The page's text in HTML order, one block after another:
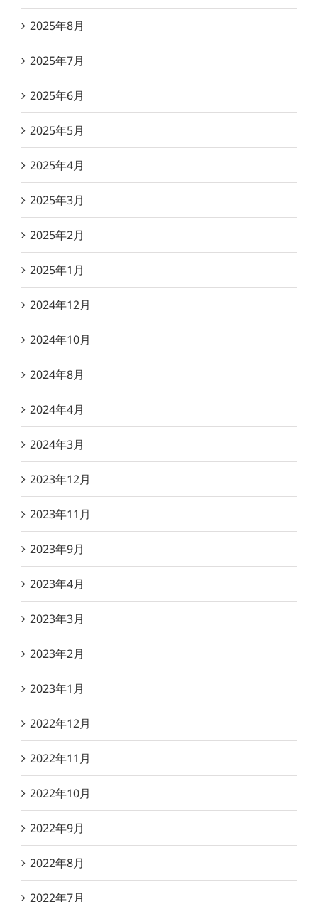
2025年8月
2025年7月
2025年6月
2025年5月
2025年4月
2025年3月
2025年2月
2025年1月
2024年12月
2024年10月
2024年8月
2024年4月
2024年3月
2023年12月
2023年11月
2023年9月
2023年4月
2023年3月
2023年2月
2023年1月
2022年12月
2022年11月
2022年10月
2022年9月
2022年8月
2022年7月